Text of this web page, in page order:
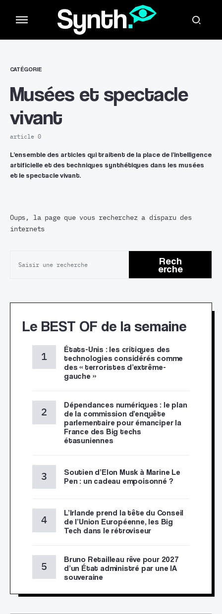
CATÉGORIE
Musées et spectacle
vivant
article 0
L’ensemble des articles qui traitent de la place de l’intelligence
artificielle et des techniques synthétiques dans les musées
et le spectacle vivant.
Oups, la page que vous recherchez a disparu des
internets
Rech
erche
Le BEST OF de la semaine
États-Unis : les critiques des
technologies considérés comme
des « terroristes d’extrême-
gauche »
Dépendances numériques : le plan
de la commission d’enquête
parlementaire pour émanciper la
France des Big techs
étasuniennes
Soutien d’Elon Musk à Marine Le
Pen : un cadeau empoisonné ?
L’Irlande prend la tête du Conseil
de l’Union Européenne, les Big
Tech dans le rétroviseur
Bruno Retailleau rêve pour 2027
d’un État administré par une IA
souveraine